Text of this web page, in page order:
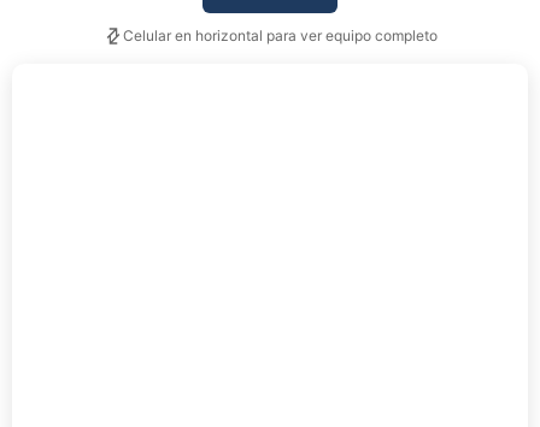
Celular en horizontal para ver equipo completo